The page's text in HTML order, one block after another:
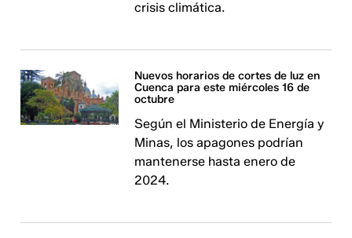
crisis climática.
Nuevos horarios de cortes de luz en
Cuenca para este miércoles 16 de
octubre
Según el Ministerio de Energía y
Minas, los apagones podrían
mantenerse hasta enero de
2024.